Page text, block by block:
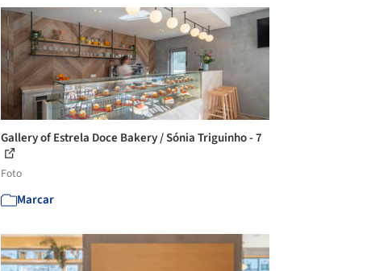
Gallery of Estrela Doce Bakery / Sónia Triguinho - 7
Foto
Marcar